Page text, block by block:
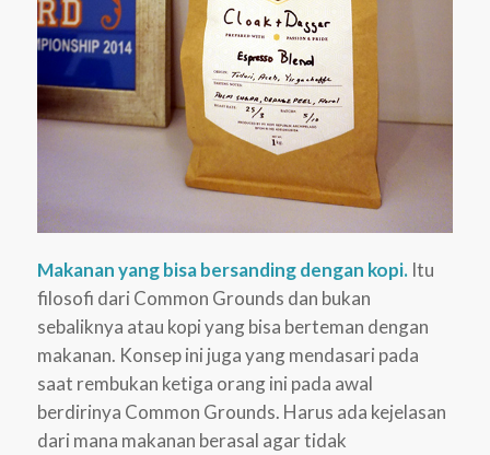
Makanan yang bisa bersanding dengan kopi.Itu
filosofi dari Common Grounds dan bukan
sebaliknya atau kopi yang bisa berteman dengan
makanan. Konsep ini juga yang mendasari pada
saat rembukan ketiga orang ini pada awal
berdirinya Common Grounds. Harus ada kejelasan
dari mana makanan berasal agar tidak